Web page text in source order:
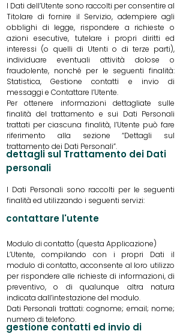
I Dati dell’Utente sono raccolti per consentire al
Titolare di fornire il Servizio, adempiere agli
obblighi di legge, rispondere a richieste o
azioni esecutive, tutelare i propri diritti ed
interessi (o quelli di Utenti o di terze parti),
individuare eventuali attività dolose o
fraudolente, nonché per le seguenti finalità:
Statistica, Gestione contatti e invio di
messaggi e Contattare l’Utente.
Per ottenere informazioni dettagliate sulle
finalità del trattamento e sui Dati Personali
trattati per ciascuna finalità, l’Utente può fare
riferimento alla sezione “Dettagli sul
trattamento dei Dati Personali”.
I Dati Personali sono raccolti per le seguenti
finalità ed utilizzando i seguenti servizi:
Modulo di contatto (questa Applicazione)
L’Utente, compilando con i propri Dati il
modulo di contatto, acconsente al loro utilizzo
per rispondere alle richieste di informazioni, di
preventivo, o di qualunque altra natura
indicata dall’intestazione del modulo.
Dati Personali trattati: cognome; email; nome;
numero di telefono.
dettagli sul Trattamento dei Dati
personali
contattare l'utente
gestione contatti ed invio di